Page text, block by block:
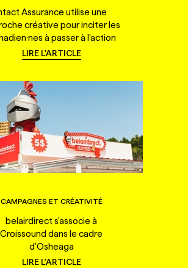
Assurance utilise une
créative pour inciter les
à passer à l'action
LIRE L'ARTICLE
CAMPAGNES ET CRÉATIVITÉ
belairdirect s'associe à
Croissound dans le cadre
d'Osheaga
LIRE L'ARTICLE